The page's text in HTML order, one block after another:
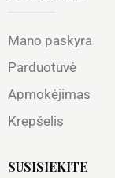
Mano paskyra
Parduotuvė
Apmokėjimas
Krepšelis
SUSISIEKITE